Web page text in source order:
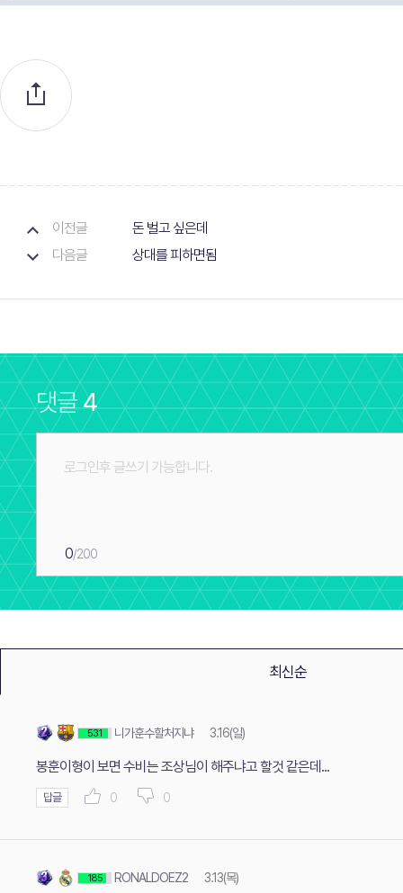
이전글
돈 벌고 싶은데
다음글
상대를 피하면됨
댓글4
0/200
최신순
531 니가훈수할처지냐 3.16(일)
봉훈이형이 보면 수비는 조상님이 해주냐고 할것 같은데...
답글 0 0
185 RONALDOEZ2 3.13(목)